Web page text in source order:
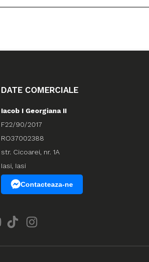
DATE COMERCIALE
Iacob I Georgiana II
F22/90/2017
RO37002388
str. Cicoarei, nr. 1A
Iasi, Iasi
Contacteaza-ne